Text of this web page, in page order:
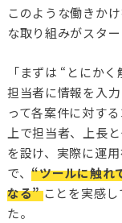
このような働きか
な取り組みがスター
「まずは “とにか
担当者に情報を入
って各案件に対す
上で担当者、上長
を設け、実際に運
で、“ツールに触れ
なる”ことを実感
た。